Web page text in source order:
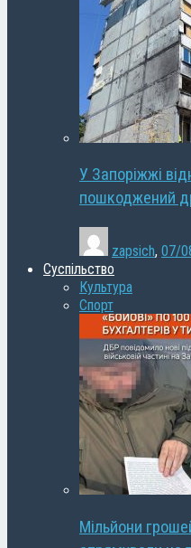
У Запоріжжі
пошкоджений
zapsich, 07/
Суспільство
Культура
Спорт
Мільйони